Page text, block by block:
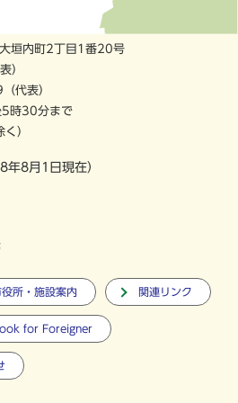
垣内町2丁目1番20号
表）
代表）
5時30分まで
）
8年8月1日現在）
役所・施設案内 関連リンク
for Foreigner